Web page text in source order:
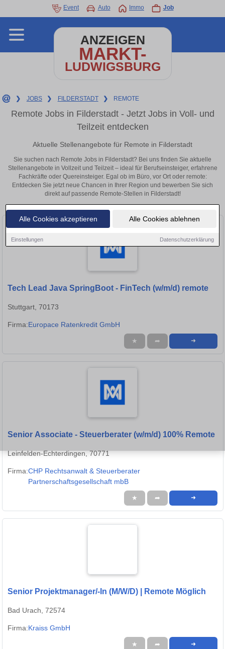
Alle Cookies akzeptieren Alle Cookies ablehnen
Einstellungen Datenschutzerklärung
Event Auto Immo Job
ANZEIGEN
MARKT-
LUDWIGSBURG
❯ JOBS ❯ FILDERSTADT ❯ REMOTE
Remote Jobs in Filderstadt - Jetzt Jobs in Voll- und
Teilzeit entdecken
Aktuelle Stellenangebote für Remote in Filderstadt
Sie suchen nach Remote Jobs in Filderstadt? Bei uns finden Sie aktuelle
Stellenangebote in Vollzeit und Teilzeit – ideal für Berufseinsteiger, erfahrene
Fachkräfte oder Quereinsteiger. Egal ob im Büro, vor Ort oder remote:
Entdecken Sie jetzt neue Chancen in Ihrer Region und bewerben Sie sich
direkt auf passende Remote-Stellen in Filderstadt!
Tech Lead Java SpringBoot - FinTech (w/m/d) remote
Stuttgart, 70173
Firma:Europace Ratenkredit GmbH
★ ➦ ➜
Senior Associate - Steuerberater (w/m/d) 100% Remote
Leinfelden-Echterdingen, 70771
Firma:CHP Rechtsanwalt & Steuerberater
Partnerschaftsgesellschaft mbB
★ ➦ ➜
Senior Projektmanager/-In (M/W/D) | Remote Möglich
Bad Urach, 72574
Firma:Kraiss GmbH
★ ➦ ➜